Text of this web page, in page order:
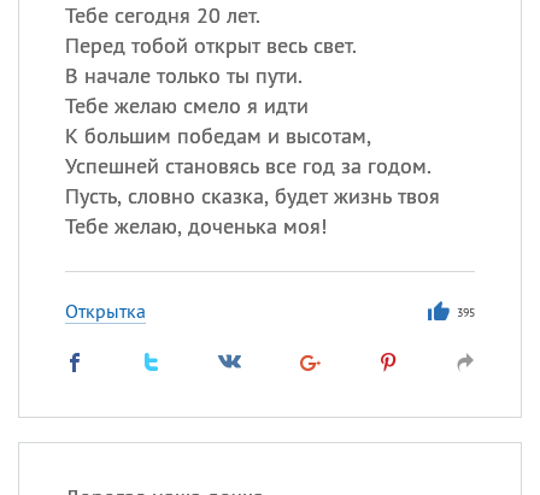
Тебе сегодня 20 лет.
Перед тобой открыт весь свет.
В начале только ты пути.
Тебе желаю смело я идти
К большим победам и высотам,
Успешней становясь все год за годом.
Пусть, словно сказка, будет жизнь твоя
Тебе желаю, доченька моя!
Открытка 395